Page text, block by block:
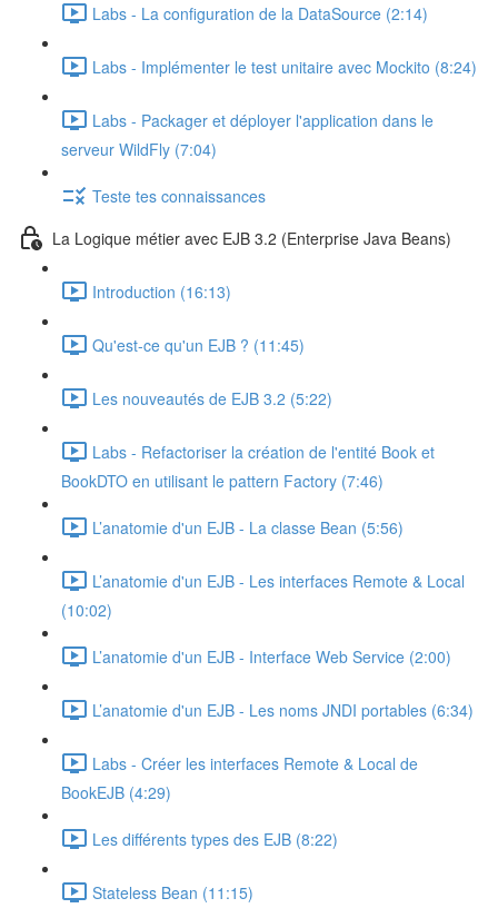
Labs - La configuration de la DataSource (2:14)
Labs - Implémenter le test unitaire avec Mockito (8:24)
Labs - Packager et déployer l'application dans le
serveur WildFly (7:04)
Teste tes connaissances
La Logique métier avec EJB 3.2 (Enterprise Java Beans)
Introduction (16:13)
Qu'est-ce qu'un EJB ? (11:45)
Les nouveautés de EJB 3.2 (5:22)
Labs - Refactoriser la création de l'entité Book et
BookDTO en utilisant le pattern Factory (7:46)
L’anatomie d'un EJB - La classe Bean (5:56)
L’anatomie d'un EJB - Les interfaces Remote & Local
(10:02)
L’anatomie d'un EJB - Interface Web Service (2:00)
L’anatomie d'un EJB - Les noms JNDI portables (6:34)
Labs - Créer les interfaces Remote & Local de
BookEJB (4:29)
Les différents types des EJB (8:22)
Stateless Bean (11:15)